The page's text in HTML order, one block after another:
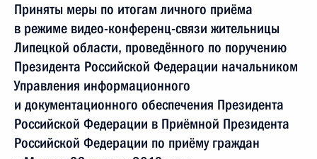
Приняты меры по итогам личного приёма
в режиме видео-конференц-связи жительницы
Липецкой области, проведённого по поручению
Президента Российской Федерации начальником
Управления информационного
и документационного обеспечения Президента
Российской Федерации в Приёмной Президента
Российской Федерации по приёму граждан